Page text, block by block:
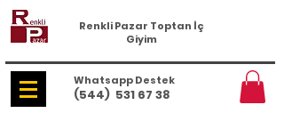
Renkli Pazar Toptan İç
Giyim
Whatsapp Destek
(544) 531 67 38